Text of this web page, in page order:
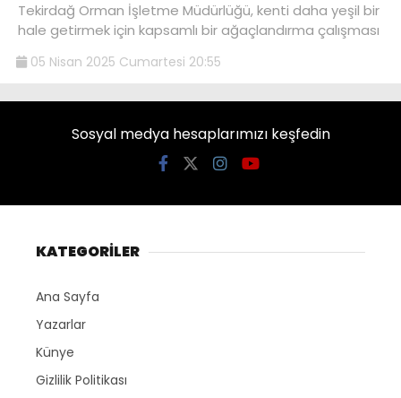
Tekirdağ Orman İşletme Müdürlüğü, kenti daha yeşil bir
hale getirmek için kapsamlı bir ağaçlandırma çalışması
05 Nisan 2025 Cumartesi 20:55
Sosyal medya hesaplarımızı keşfedin
KATEGORİLER
Ana Sayfa
Yazarlar
Künye
Gizlilik Politikası